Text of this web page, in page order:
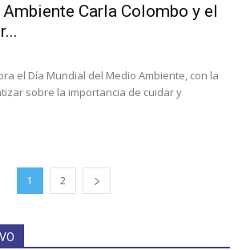
Carla Colombo y el
el Día Mundial del Medio Ambiente, con la
sobre la importancia de cuidar y
1 2